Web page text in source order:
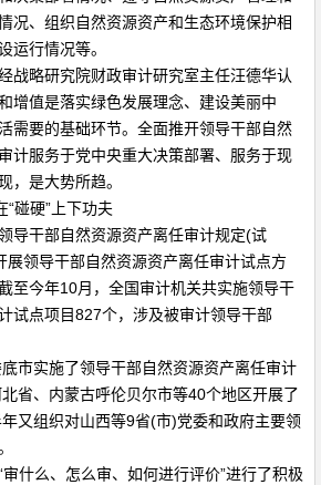
况、组织自然资源资产和生态环境保护相
运行情况等。
略研究院财政审计研究室主任汪德华认
增值是落实绿色发展理念、建设美丽中
需要的基础环节。全面推开领导干部自然
计服务于党中央重大决策部署、服务于现
，是大势所趋。
硬”上下功夫
干部自然资源资产离任审计规定(试
展领导干部自然资源资产离任审计试点方
至今年10月，全国审计机关共实施领导干
试点项目827个，涉及被审计领导干部
实施了领导干部自然资源资产离任审计
省、内蒙古呼伦贝尔市等40个地区开展了
又组织对山西等9省(市)党委和政府主要领
么、怎么审、如何进行评价”进行了积极